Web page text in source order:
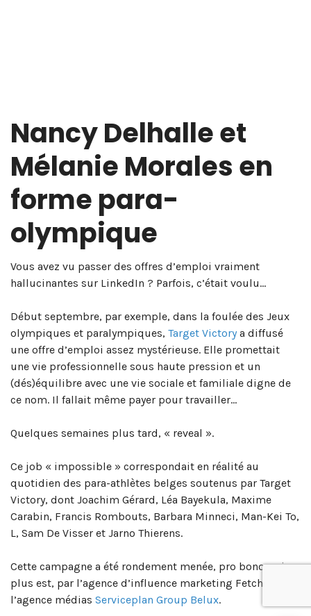
Nancy Delhalle et
Mélanie Morales en
forme para-
olympique
Vous avez vu passer des offres d’emploi vraiment
hallucinantes sur LinkedIn ? Parfois, c’était voulu…
Début septembre, par exemple, dans la foulée des Jeux
olympiques et paralympiques, Target Victorya diffusé
une offre d’emploi assez mystérieuse. Elle promettait
une vie professionnelle sous haute pression et un
(dés)équilibre avec une vie sociale et familiale digne de
ce nom. Il fallait même payer pour travailler…
Quelques semaines plus tard, « reveal ».
Ce job « impossible » correspondait en réalité au
quotidien des para-athlètes belges soutenus par Target
Victory, dont Joachim Gérard, Léa Bayekula, Maxime
Carabin, Francis Rombouts, Barbara Minneci, Man-Kei To,
L, Sam De Visser et Jarno Thierens.
Cette campagne a été rondement menée, pro bono qui
plus est, par l’agence d’influence marketing Fetch et par
l’agence médias Serviceplan Group Belux.